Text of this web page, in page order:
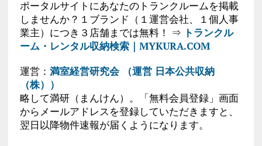
ポータルサイトにあなたのトランクルームを掲載
しませんか？１ブランド（１運営会社、１個人事
業主）につき３店舗までは無料！ ⇒ トランクル
ーム・レンタル収納検索｜MYKURA.COM
運営： 満室経営研究会 （運営 日本公共収納
（株））
略して満研（まんけん）。「無料会員登録」画面
からメールアドレスを登録していただきますと、
翌日以降物件速報が届くようになります。